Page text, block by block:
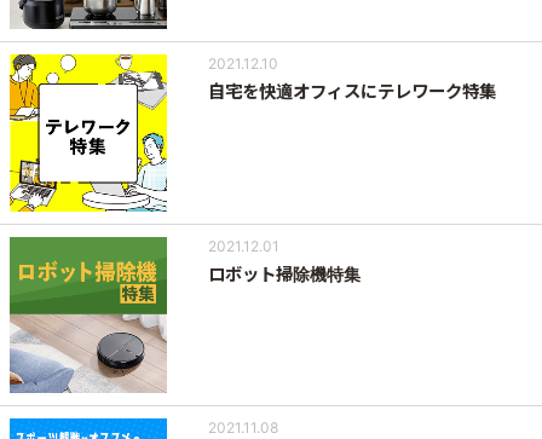
2021.12.10
自宅を快適オフィスにテレワーク特集
2021.12.01
ロボット掃除機特集
2021.11.08